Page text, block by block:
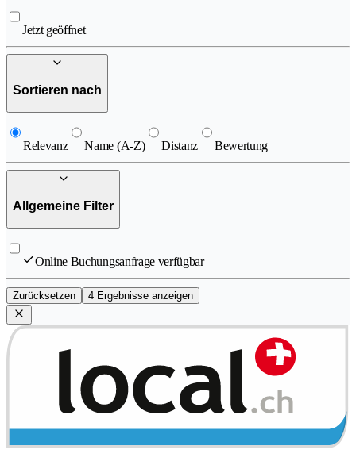
Jetzt geöffnet
Sortieren nach
Relevanz Name (A-Z) Distanz Bewertung
Allgemeine Filter
Online Buchungsanfrage verfügbar
Zurücksetzen 4 Ergebnisse anzeigen